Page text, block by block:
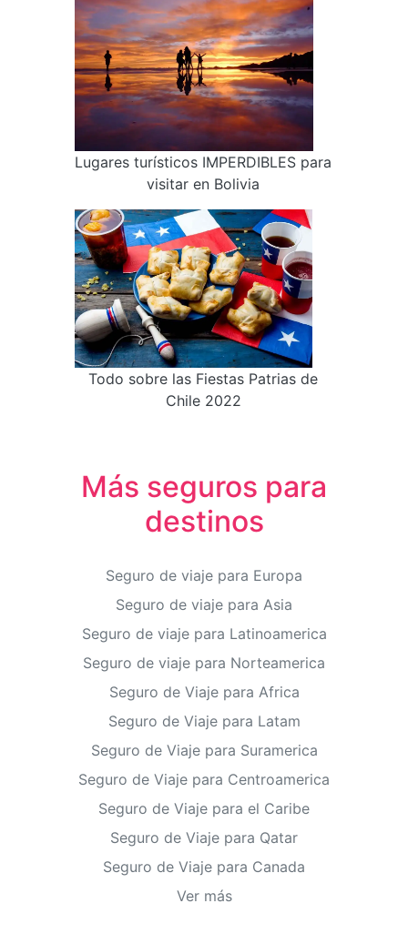
Lugares turísticos IMPERDIBLES para
visitar en Bolivia
Todo sobre las Fiestas Patrias de
Chile 2022
Más seguros para
destinos
Seguro de viaje para Europa
Seguro de viaje para Asia
Seguro de viaje para Latinoamerica
Seguro de viaje para Norteamerica
Seguro de Viaje para Africa
Seguro de Viaje para Latam
Seguro de Viaje para Suramerica
Seguro de Viaje para Centroamerica
Seguro de Viaje para el Caribe
Seguro de Viaje para Qatar
Seguro de Viaje para Canada
Ver más